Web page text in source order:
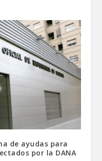
de ayudas para
por la DANA